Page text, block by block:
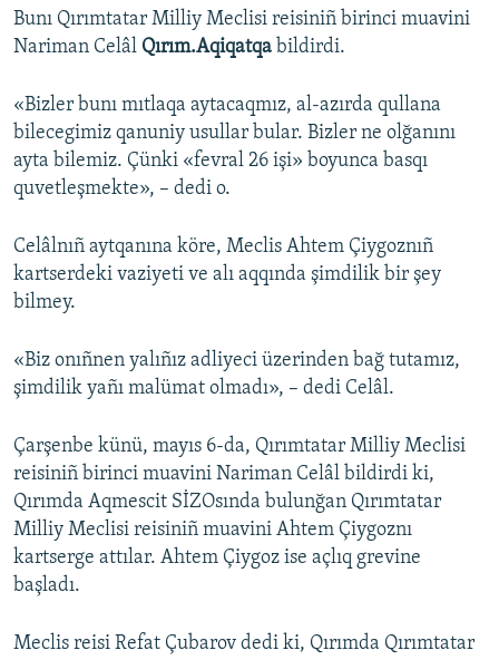
Bunı Qırımtatar Milliy Meclisi reisiniñ birinci muavini
Nariman Celâl Qırım.Aqiqatqa bildirdi.
«Bizler bunı mıtlaqa aytacaqmız, al-azırda qullana
bilecegimiz qanuniy usullar bular. Bizler ne olğanını
ayta bilemiz. Çünki «fevral 26 işi» boyunca basqı
quvetleşmekte», – dedi o.
Celâlnıñ aytqanına köre, Meclis Ahtem Çiygoznıñ
kartserdeki vaziyeti ve alı aqqında şimdilik bir şey
bilmey.
«Biz onıñnen yalıñız adliyeci üzerinden bağ tutamız,
şimdilik yañı malümat olmadı», – dedi Celâl.
Çarşenbe künü, mayıs 6-da, Qırımtatar Milliy Meclisi
reisiniñ birinci muavini Nariman Celâl bildirdi ki,
Qırımda Aqmescit SİZOsında bulunğan Qırımtatar
Milliy Meclisi reisiniñ muavini Ahtem Çiygoznı
kartserge attılar. Ahtem Çiygoz ise açlıq grevine
başladı.
Meclis reisi Refat Çubarov dedi ki, Qırımda Qırımtatar